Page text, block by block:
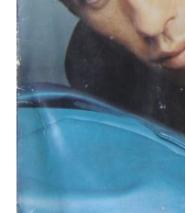
Viniluri Românești
Colecția Electrecord